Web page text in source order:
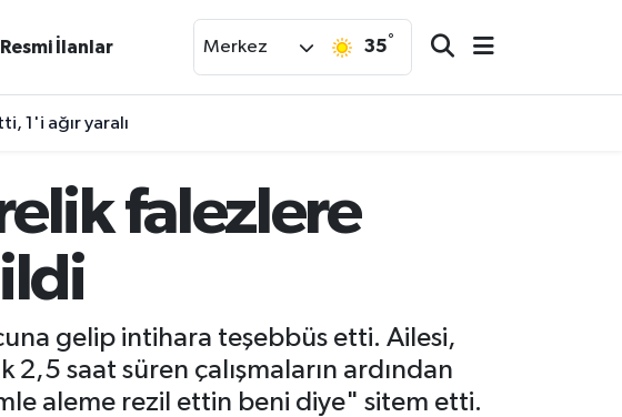
Resmi İlanlar Merkez 35°
1'i ağır yaralı
falezlere
gelip intihara teşebbüs etti. Ailesi,
2,5 saat süren çalışmaların ardından
aleme rezil ettin beni diye" sitem etti.